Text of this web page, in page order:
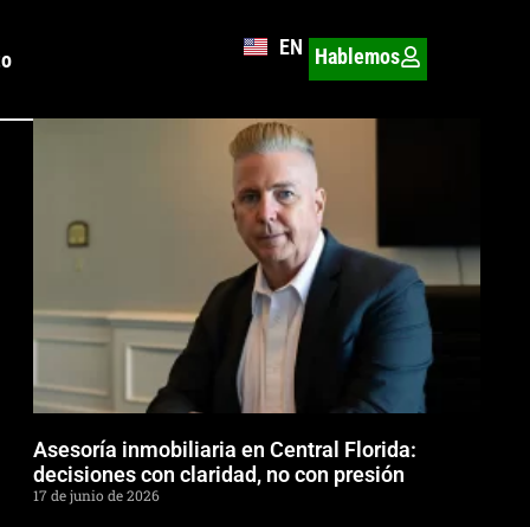
EN Hablemos
Asesoría inmobiliaria en Central Florida:
decisiones con claridad, no con presión
17 de junio de 2026